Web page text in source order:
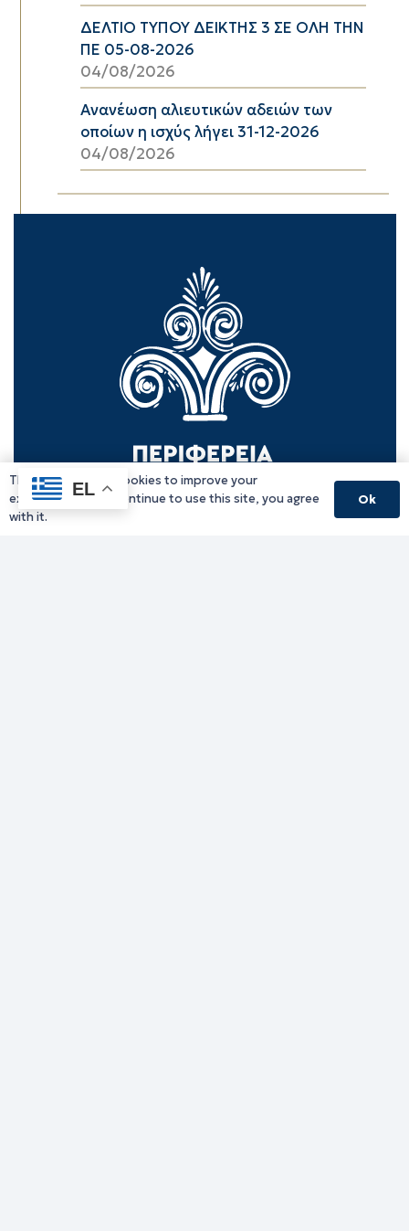
ΔΕΛΤΙΟ ΤΥΠΟΥ ΔΕΙΚΤΗΣ 3 ΣΕ ΟΛΗ ΤΗΝ
ΠΕ 05-08-2026
04/08/2026
Ανανέωση αλιευτικών αδειών των
οποίων η ισχύς λήγει 31-12-2026
04/08/2026
EL
This website uses cookies to improve your
experience. If you continue to use this site, you agree
with it.
Ok